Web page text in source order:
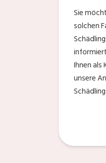
Sie
solchen
Ihnen als
unsere